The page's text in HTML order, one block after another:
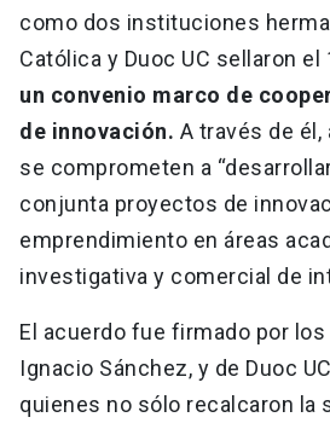
Alumni launch
Padres y familia
Vecinos launch
Mi Portal UC launch
Donaciones launch
como dos instituciones
Católica y Duoc UC sellaron
un convenio marco de
de innovación. A través de
se comprometen a
conjunta proyectos de
emprendimiento en áreas
investigativa y comercial de
El acuerdo fue firmado por los
Ignacio Sánchez, y de Duoc
quienes no sólo recalcaron la